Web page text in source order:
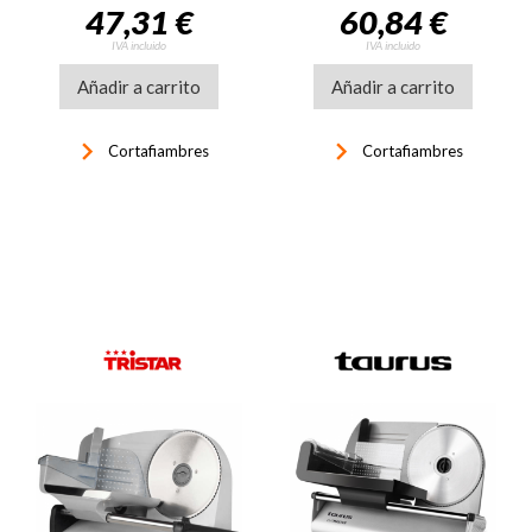
47,31 €
IVA incluido
Añadir a carrito
keyboard_arrow_right Cortafiambres
60,84 €
IVA incluido
Añadir a carrito
keyboard_arrow_right Cortafiambres